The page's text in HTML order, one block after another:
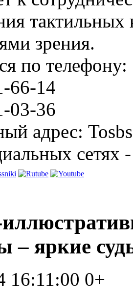
зрения.
по телефону:
66-14
03-36
адрес:
сетях
– яркие
16:11:00 0+